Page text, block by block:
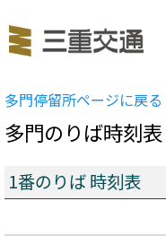
多門停留所ページに戻る
多門のりば時刻表
1番のりば 時刻表